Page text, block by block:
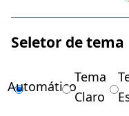
Seletor de tema
Automático
Tema
Claro